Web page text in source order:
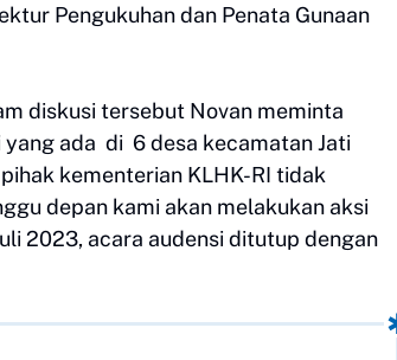
Pengukuhan dan Penata Gunaan
diskusi tersebut Novan meminta
ada di 6 desa kecamatan Jati
kementerian KLHK-RI tidak
depan kami akan melakukan aksi
2023, acara audensi ditutup dengan